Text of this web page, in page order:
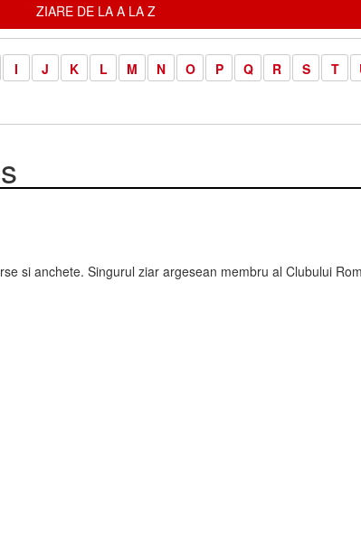
ZIARE DE LA A LA Z
I J K L M N O P Q R S T
si anchete. Singurul ziar argesean membru al Clubului